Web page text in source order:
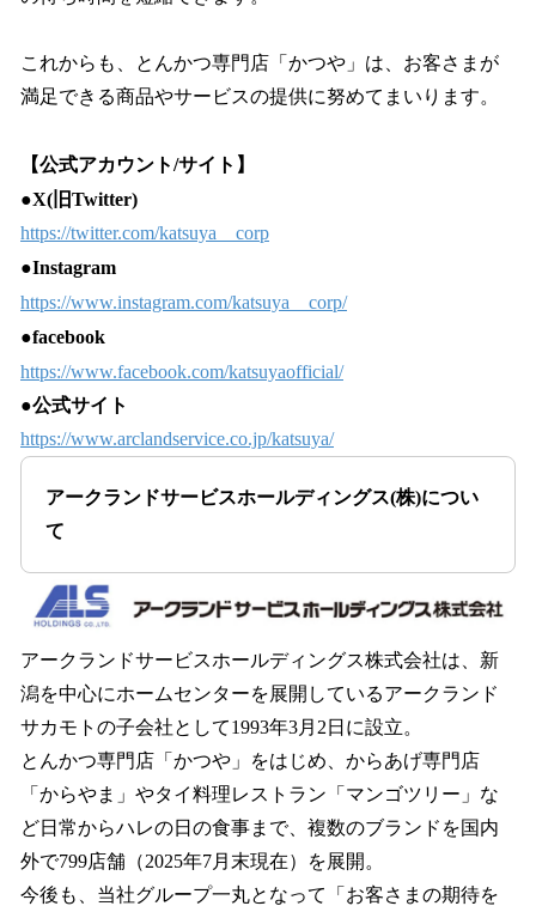
これからも、とんかつ専⾨店「かつや」は、お客さまが
満⾜できる商品やサービスの提供に努めてまいります。
【公式アカウント/サイト】
●X(旧Twitter)
https://twitter.com/katsuya__corp
●Instagram
https://www.instagram.com/katsuya__corp/
●facebook
https://www.facebook.com/katsuyaofficial/
●公式サイト
https://www.arclandservice.co.jp/katsuya/
アークランドサービスホールディングス(株)につい
て
アークランドサービスホールディングス株式会社は、新
潟を中心にホームセンターを展開しているアークランド
サカモトの子会社として1993年3月2日に設立。
とんかつ専門店「かつや」をはじめ、からあげ専門店
「からやま」やタイ料理レストラン「マンゴツリー」な
ど日常からハレの日の食事まで、複数のブランドを国内
外で799店舗（2025年7月末現在）を展開。
今後も、当社グループ一丸となって「お客さまの期待を